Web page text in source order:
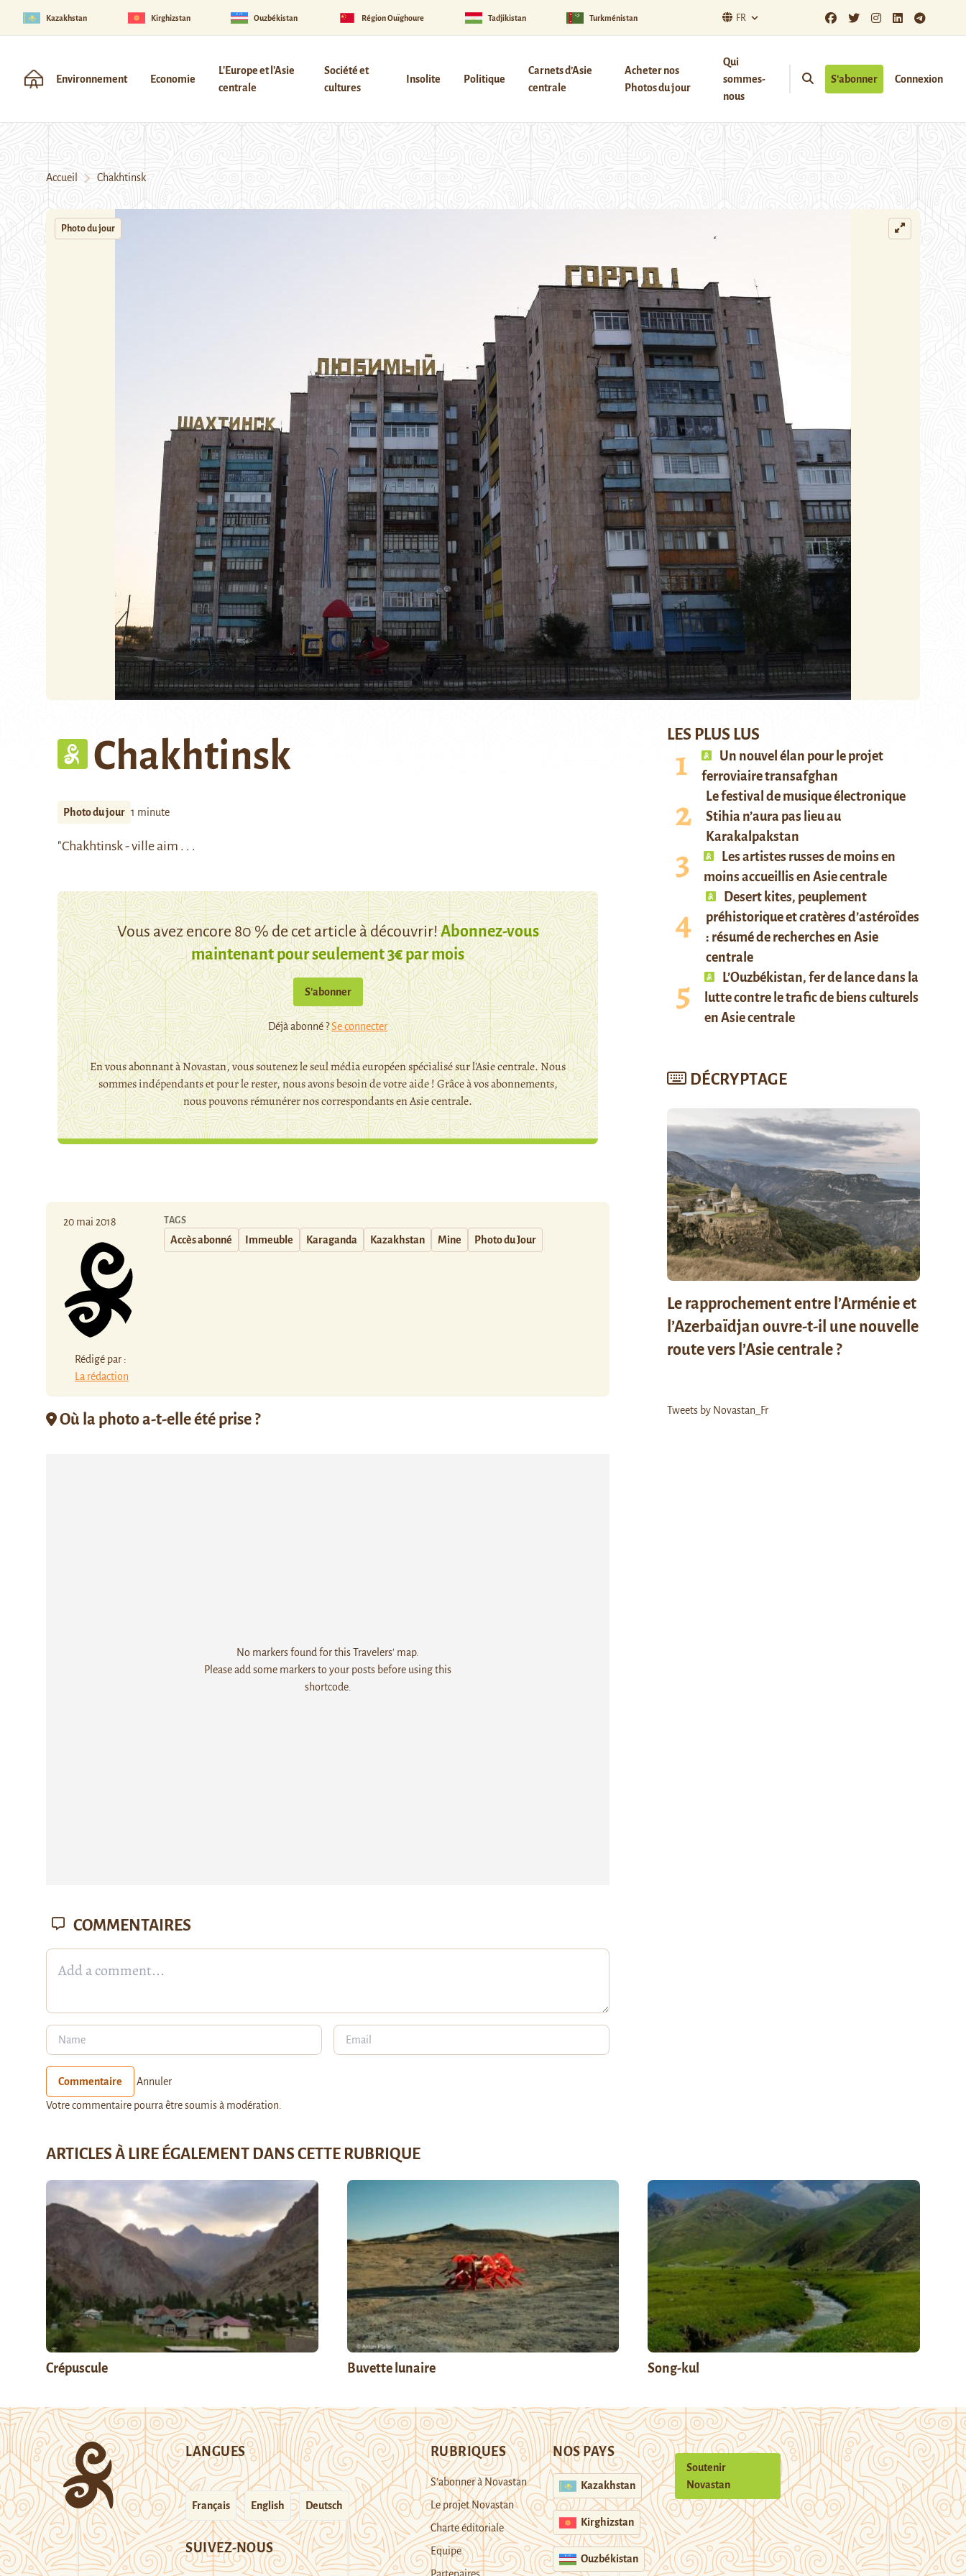
Kazakhstan Kirghizstan Ouzbékistan Région Ouïghoure Tadjikistan Turkménistan FR
Environnement Economie
L'Europe et l'Asie
centrale
Société et
cultures
Insolite Politique
Carnets d’Asie
centrale
Acheter nos
Photos du jour
Qui
sommes-
nous
S’abonner Connexion
Accueil Chakhtinsk
Photo du jour
Chakhtinsk
Photo du jour 1 minute
"Chakhtinsk- ville aim . . .
Vous avez encore 80 % de cet article à découvrir!Abonnez-vous
maintenant pour seulement 3€ par mois
S’abonner
Déjà abonné ?Se connecter
En vous abonnant à Novastan, vous soutenez le seul média européen spécialisé sur l'Asie centrale. Nous
sommes indépendants et pour le rester, nous avons besoin de votre aide ! Grâce à vos abonnements,
nous pouvons rémunérer nos correspondants en Asie centrale.
20 mai 2018
Rédigé par :
La rédaction
TAGS
Accès abonné Immeuble Karaganda Kazakhstan Mine Photo du Jour
Où la photo a-t-elle été prise ?
No markers found for this Travelers' map.
Please add some markers to your posts before using this
shortcode.
LES PLUS LUS
Un nouvel élan pour le projet
ferroviaire transafghan
Le festival de musique électronique
Stihia n’aura pas lieu au
Karakalpakstan
Les artistes russes de moins en
moins accueillis en Asie centrale
Desert kites, peuplement
préhistorique et cratères d’astéroïdes
: résumé de recherches en Asie
centrale
L’Ouzbékistan, fer de lance dans la
lutte contre le trafic de biens culturels
en Asie centrale
DÉCRYPTAGE
Le rapprochement entre l’Arménie et
l’Azerbaïdjan ouvre-t-il une nouvelle
route vers l’Asie centrale ?
Tweets by Novastan_Fr
COMMENTAIRES
Commentaire Annuler
Votre commentaire pourra être soumis à modération.
ARTICLES À LIRE ÉGALEMENT DANS CETTE RUBRIQUE
Crépuscule Buvette lunaire Song-kul
LANGUES
Français English Deutsch
SUIVEZ-NOUS
RUBRIQUES
S’abonner à Novastan
Le projet Novastan
Charte éditoriale
Equipe
Partenaires
NOS PAYS
Kazakhstan
Kirghizstan
Ouzbékistan
Soutenir
Novastan